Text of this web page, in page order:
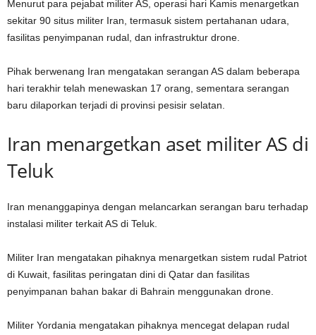
Menurut para pejabat militer AS, operasi hari Kamis menargetkan
sekitar 90 situs militer Iran, termasuk sistem pertahanan udara,
fasilitas penyimpanan rudal, dan infrastruktur drone.
Pihak berwenang Iran mengatakan serangan AS dalam beberapa
hari terakhir telah menewaskan 17 orang, sementara serangan
baru dilaporkan terjadi di provinsi pesisir selatan.
Iran menargetkan aset militer AS di
Teluk
Iran menanggapinya dengan melancarkan serangan baru terhadap
instalasi militer terkait AS di Teluk.
Militer Iran mengatakan pihaknya menargetkan sistem rudal Patriot
di Kuwait, fasilitas peringatan dini di Qatar dan fasilitas
penyimpanan bahan bakar di Bahrain menggunakan drone.
Militer Yordania mengatakan pihaknya mencegat delapan rudal